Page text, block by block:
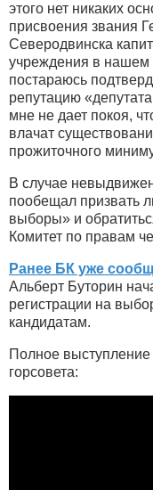
этого нет никаких
присвоения звания
Северодвинска
учреждения в нашем
постараюсь
репутацию
мне не дает покоя,
влачат
прожиточного
В случае
пообещал призвать
выборы» и
Комитет по правам
Ранее БК уже
Альберт Буторин
регистрации на
кандидатам.
Полное
горсовета: